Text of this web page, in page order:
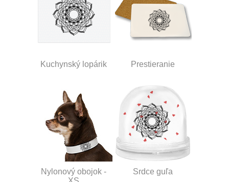
Kuchynský lopárik Prestieranie
Nylonový obojok -
Srdce guľa